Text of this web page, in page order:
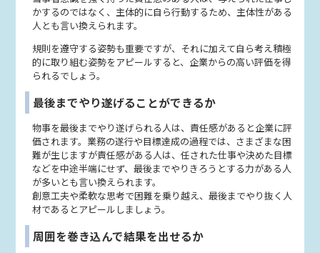
かするのではなく、主体的に自ら行動するため、主体性がある
人とも言い換えられます。
規則を遵守する姿勢も重要ですが、それに加えて自ら考え積極
的に取り組む姿勢をアピールすると、企業からの高い評価を得
られるでしょう。
最後までやり遂げることができるか
物事を最後までやり遂げられる人は、責任感があると企業に評
価されます。業務の遂行や目標達成の過程では、さまざまな困
難が生じますが責任感がある人は、任された仕事や決めた目標
などを中途半端にせず、最後までやりきろうとする力がある人
が多いとも言い換えられます。
創意工夫や柔軟な思考で困難を乗り越え、最後までやり抜く人
材であるとアピールしましょう。
周囲を巻き込んで結果を出せるか